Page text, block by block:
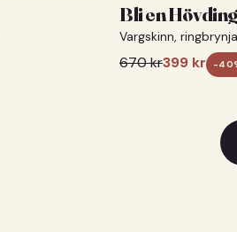
Bli en
Vargskinn,
670kr399 kr -40